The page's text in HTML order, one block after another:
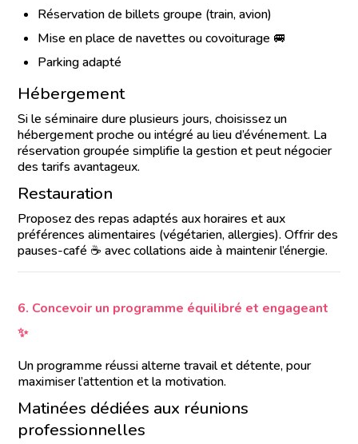
Réservation de billets groupe (train, avion)
Mise en place de navettes ou covoiturage 🚐
Parking adapté
Hébergement
Si le séminaire dure plusieurs jours, choisissez un
hébergement proche ou intégré au lieu d’événement. La
réservation groupée simplifie la gestion et peut négocier
des tarifs avantageux.
Restauration
Proposez des repas adaptés aux horaires et aux
préférences alimentaires (végétarien, allergies). Offrir des
pauses-café ☕ avec collations aide à maintenir l’énergie.
6. Concevoir un programme équilibré et engageant
✨
Un programme réussi alterne travail et détente, pour
maximiser l’attention et la motivation.
Matinées dédiées aux réunions
professionnelles